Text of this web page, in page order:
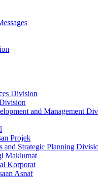
Division
and Management
Projek
and Strategic Planning
Maklumat
Korporat
Asnaf